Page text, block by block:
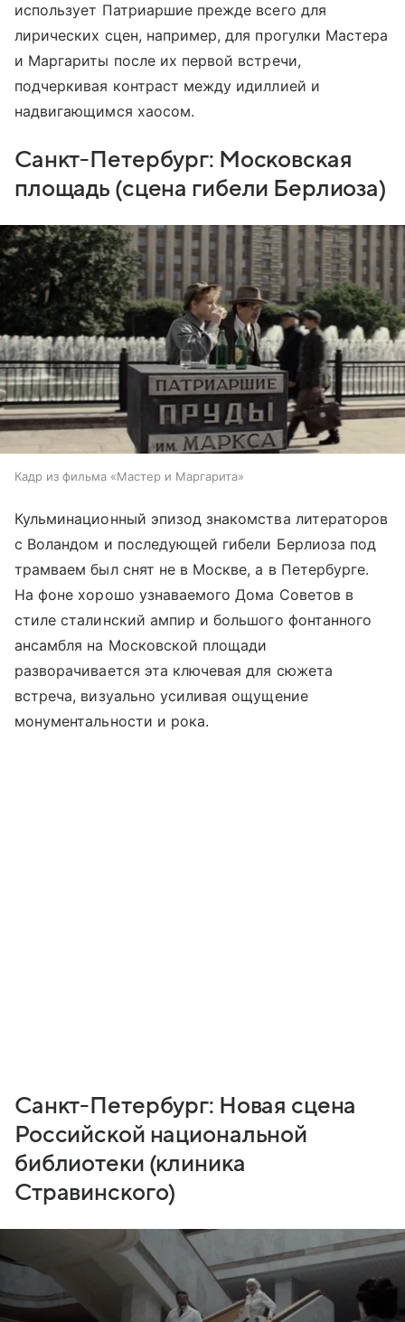
использует Патриаршие прежде всего для
лирических сцен, например, для прогулки Мастера
и Маргариты после их первой встречи,
подчеркивая контраст между идиллией и
надвигающимся хаосом.
Санкт-Петербург: Московская
площадь (сцена гибели Берлиоза)
Кадр из фильма «Мастер и Маргарита»
Кульминационный эпизод знакомства литераторов
с Воландом и последующей гибели Берлиоза под
трамваем был снят не в Москве, а в Петербурге.
На фоне хорошо узнаваемого Дома Советов в
стиле сталинский ампир и большого фонтанного
ансамбля на Московской площади
разворачивается эта ключевая для сюжета
встреча, визуально усиливая ощущение
монументальности и рока.
Санкт-Петербург: Новая сцена
Российской национальной
библиотеки (клиника
Стравинского)